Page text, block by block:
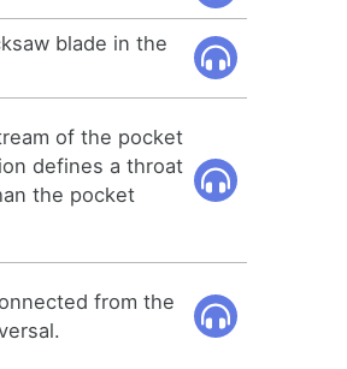
blade in the
of the pocket
defines a throat
the pocket
from the